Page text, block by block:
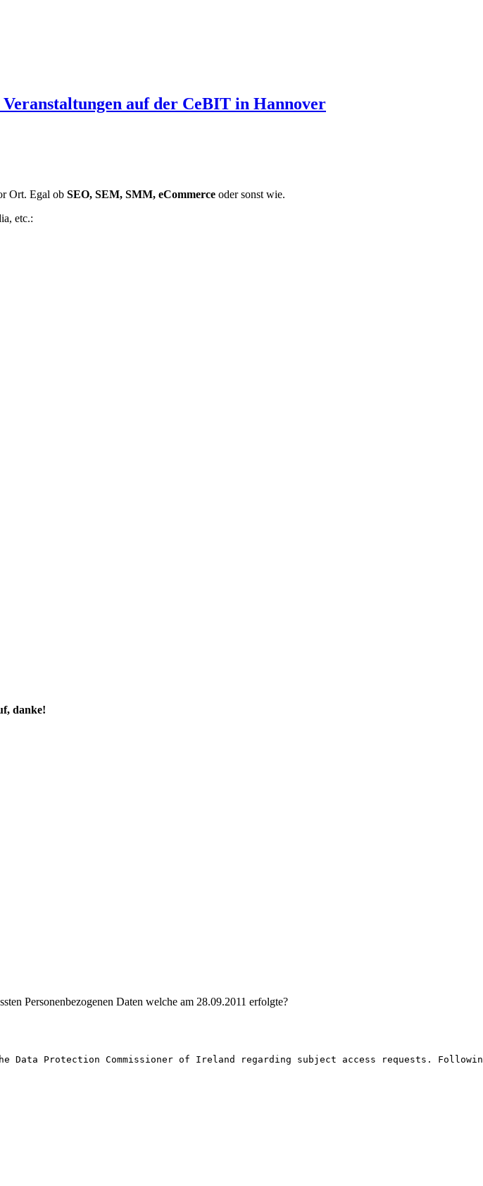
auf der CeBIT in Hannover
Ort. Egal ob SEO, SEM, SMM, eCommerce oder sonst wie.
etc.:
danke!
Personenbezogenen Daten welche am 28.09.2011 erfolgte?
Data Protection Commissioner of Ireland regarding subject access requests.